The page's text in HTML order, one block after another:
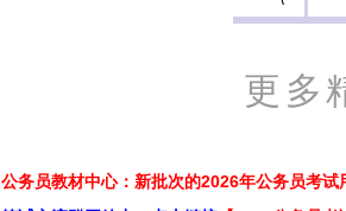
更多
公务员教材中心：新批次的2026年公务员考试